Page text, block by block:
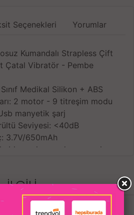
Seçenekleri Yorumlar
Kumandalı Strapless Çift
Çatal Vibratör - Pembe
Medikal Silikon + ABS
2 motor - 9 titreşim modu
manyetik şarj
Seviyesi: <40dB
3.7V/650mAh
kumanda, manuel
120 dakika
120 dakika kullanım
147*105*39mm
İLGILI
ÜRÜNLER